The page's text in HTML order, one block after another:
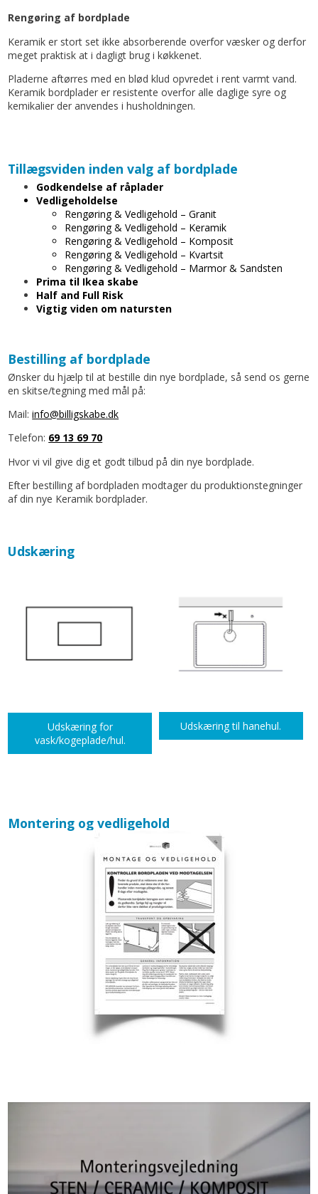
Rengøring af bordplade
Keramik er stort set ikke absorberende overfor væsker og derfor
meget praktisk at i dagligt brug i køkkenet.
Pladerne aftørres med en blød klud opvredet i rent varmt vand.
Keramik bordplader er resistente overfor alle daglige syre og
kemikalier der anvendes i husholdningen.
Tillægsviden inden valg af bordplade
Godkendelse af råplader
Vedligeholdelse
Rengøring & Vedligehold – Granit
Rengøring & Vedligehold – Keramik
Rengøring & Vedligehold – Komposit
Rengøring & Vedligehold – Kvartsit
Rengøring & Vedligehold – Marmor & Sandsten
Prima til Ikea skabe
Half and Full Risk
Vigtig viden om natursten
Bestilling af bordplade
Ønsker du hjælp til at bestille din nye bordplade, så send os gerne
en skitse/tegning med mål på:
Mail:info@billigskabe.dk
Telefon: 69 13 69 70
Hvor vi vil give dig et godt tilbud på din nye bordplade.
Efter bestilling af bordpladen modtager du produktionstegninger
af din nye Keramik bordplader.
Udskæring
Udskæring for
vask/kogeplade/hul.
Udskæring til hanehul.
Montering og vedligehold